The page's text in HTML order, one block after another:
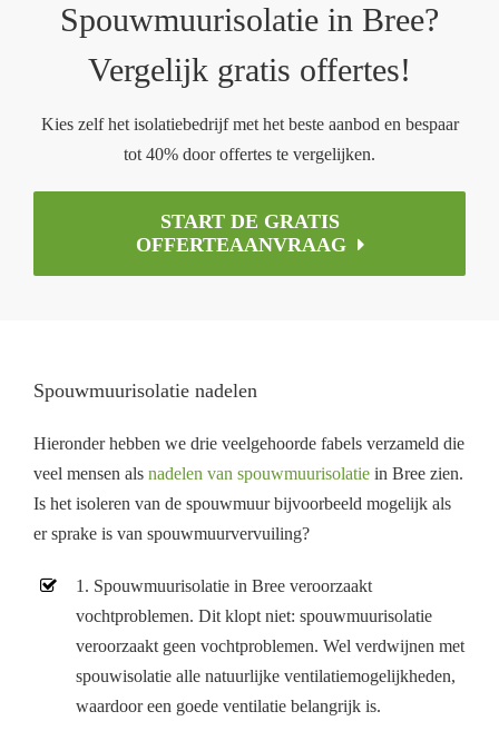
Spouwmuurisolatie in Bree?
Vergelijk gratis offertes!
Kies zelf het isolatiebedrijf met het beste aanbod en bespaar
tot 40% door offertes te vergelijken.
START DE GRATIS
OFFERTEAANVRAAG
Spouwmuurisolatie nadelen
Hieronder hebben we drie veelgehoorde fabels verzameld die
veel mensen als nadelen van spouwmuurisolatie in Bree zien.
Is het isoleren van de spouwmuur bijvoorbeeld mogelijk als
er sprake is van spouwmuurvervuiling?
1. Spouwmuurisolatie in Bree veroorzaakt
vochtproblemen. Dit klopt niet: spouwmuurisolatie
veroorzaakt geen vochtproblemen. Wel verdwijnen met
spouwisolatie alle natuurlijke ventilatiemogelijkheden,
waardoor een goede ventilatie belangrijk is.